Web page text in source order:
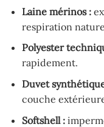
Laine mérinos :
respiration
Polyester
rapidement.
Duvet
couche
Softshell :